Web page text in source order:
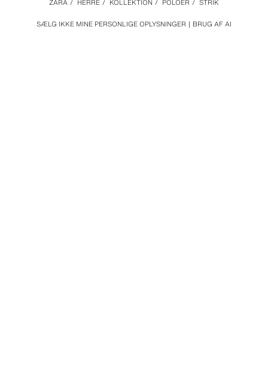
SÆLG IKKE MINE PERSONLIGE OPLYSNINGER BRUG AF AI
ZARA / HERRE / KOLLEKTION / POLOER / STRIK